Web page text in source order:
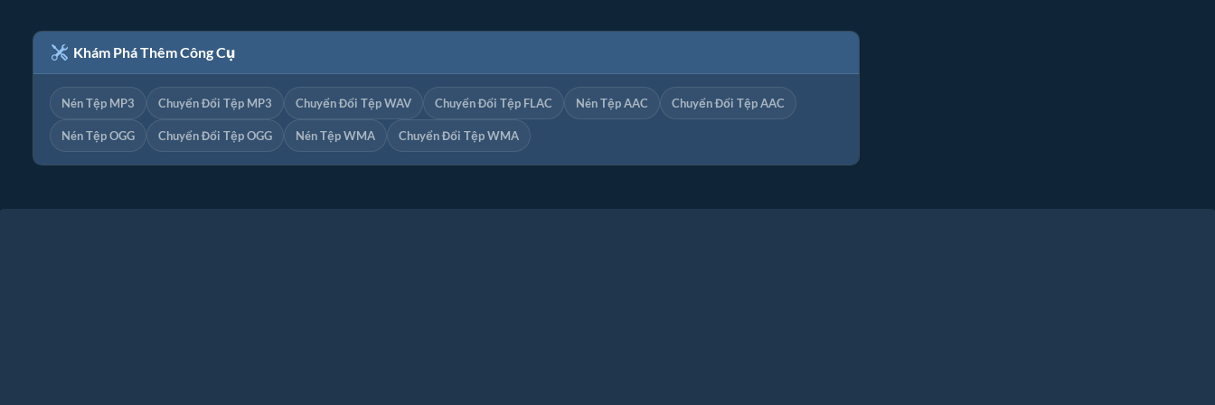
Khám Phá Thêm Công Cụ
Nén Tệp MP3 Chuyển Đổi Tệp MP3 Chuyển Đổi Tệp WAV Chuyển Đổi Tệp FLAC Nén Tệp AAC Chuyển Đổi Tệp AAC
Nén Tệp OGG Chuyển Đổi Tệp OGG Nén Tệp WMA Chuyển Đổi Tệp WMA